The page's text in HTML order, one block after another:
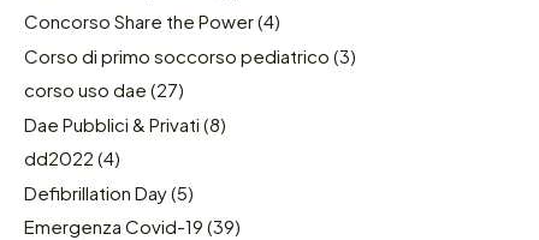
Concorso Share the Power(4)
Corso di primo soccorso pediatrico (3)
corso uso dae (27)
Dae Pubblici & Privati (8)
dd2022 (4)
Defibrillation Day(5)
Emergenza Covid-19 (39)